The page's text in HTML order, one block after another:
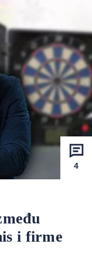
4
i firme